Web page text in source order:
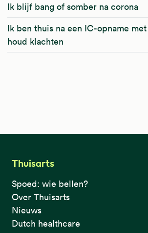
Ik blijf bang of somber na corona
Ik ben thuis na een IC-opname
houd klachten
Thuisarts
Spoed: wie bellen?
Over Thuisarts
Nieuws
Dutch healthcare